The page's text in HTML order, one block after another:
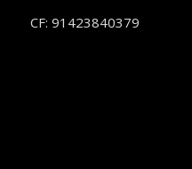
CF: 91423840379